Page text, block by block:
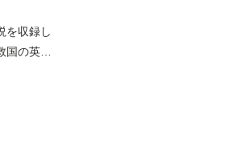
を収録し
の英雄